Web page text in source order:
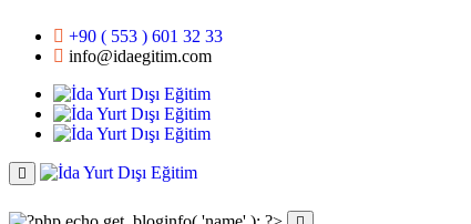
+90 ( 553 ) 601 32 33
info@idaegitim.com